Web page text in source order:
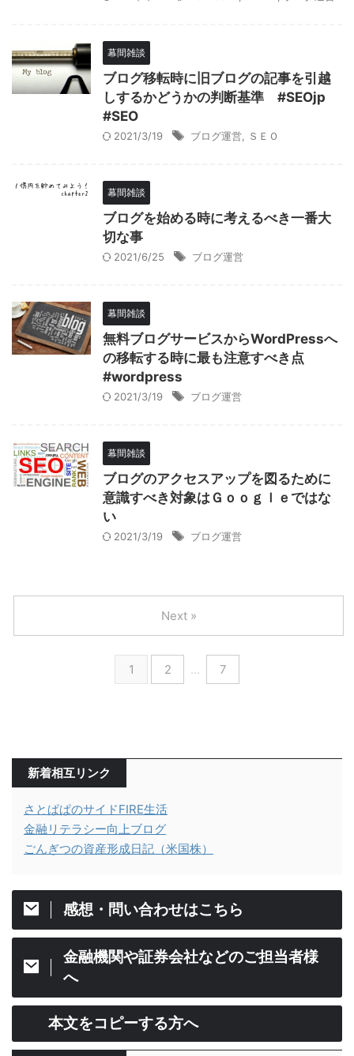
幕間雑談
ブログ移転時に旧ブログの記事を引越
しするかどうかの判断基準 #SEOjp
#SEO
2021/3/19 ブログ運営 ＳＥＯ
幕間雑談
ブログを始める時に考えるべき一番大
切な事
2021/6/25 ブログ運営
幕間雑談
無料ブログサービスからWordPressへ
の移転する時に最も注意すべき点
#wordpress
2021/3/19 ブログ運営
幕間雑談
ブログのアクセスアップを図るために
意識すべき対象はＧｏｏｇｌｅではな
い
2021/3/19 ブログ運営
1 2 … 7
Next »
新着相互リンク
さとぱぱのサイドFIRE生活
金融リテラシー向上ブログ
ごんぎつの資産形成日記（米国株）
感想・問い合わせはこちら
金融機関や証券会社などのご担当者様
へ
本文をコピーする方へ